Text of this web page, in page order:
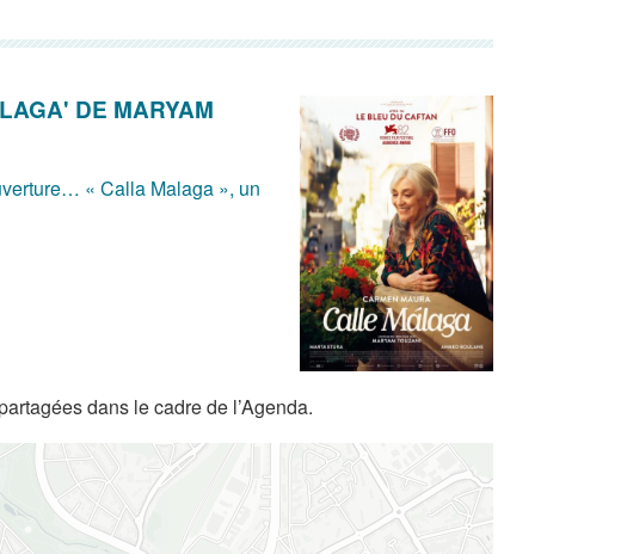
DE MARYAM
« Calla Malaga », un
dans le cadre de l’Agenda.